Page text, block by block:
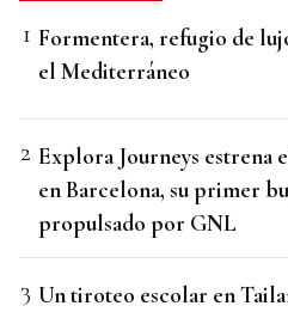
Formentera, refugio de
el Mediterráneo
Explora Journeys estrena
en Barcelona, su primer
propulsado por GNL
Un tiroteo escolar en